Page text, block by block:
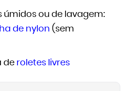
úmidos ou de lavagem:
de nylon (sem
de roletes livres